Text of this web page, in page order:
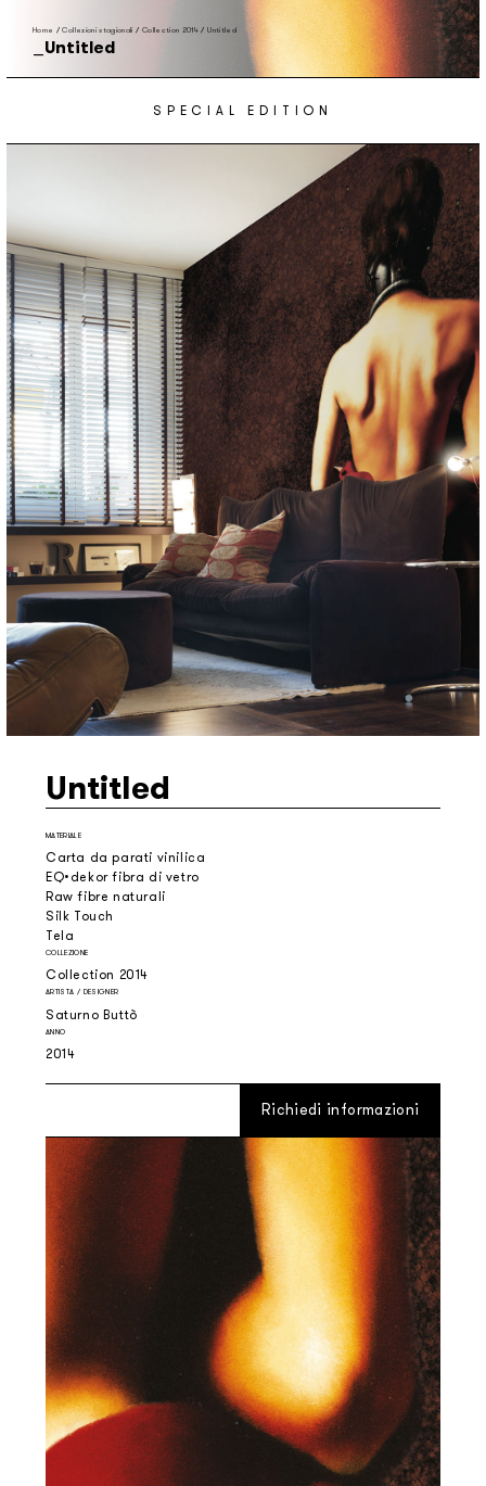
Home /Collezioni stagionali/ Collection 2014 /Untitled
Untitled
SPECIAL EDITION
Untitled
MATERIALE
Carta da parati vinilica
EQ•dekor fibra di vetro
Raw fibre naturali
Silk Touch
Tela
COLLEZIONE
Collection 2014
ARTISTA / DESIGNER
Saturno Buttò
ANNO
2014
Richiedi informazioni